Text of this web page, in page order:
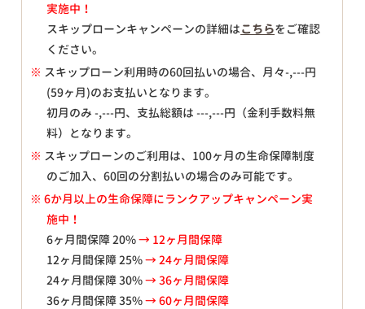
実施中！
スキップローンキャンペーンの詳細はこちらをご確認
ください。
※ スキップローン利用時の60回払いの場合、月々-,---円
(59ヶ月)のお支払いとなります。
初月のみ-,---円、支払総額は---,---円（金利手数料無
料）となります。
※ スキップローンのご利用は、100ヶ月の生命保障制度
のご加入、60回の分割払いの場合のみ可能です。
※ 6か月以上の生命保障にランクアップキャンペーン実
施中！
6ヶ月間保障 20%→ 12ヶ月間保障
12ヶ月間保障 25%→ 24ヶ月間保障
24ヶ月間保障 30%→ 36ヶ月間保障
36ヶ月間保障 35%→ 60ヶ月間保障